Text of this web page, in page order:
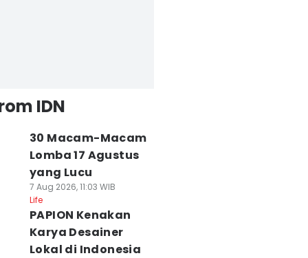
IDN
30 Macam-Macam
Lomba 17 Agustus
yang Lucu
7 Aug 2026, 11:03 WIB
Life
PAPION Kenakan
Karya Desainer
Lokal di Indonesia